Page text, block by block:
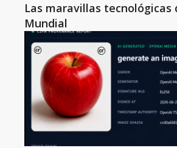
Las maravillas tecnológicas
Mundial